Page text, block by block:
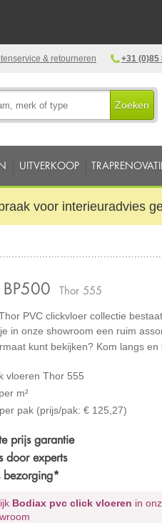
+31 (0)85
& retourneren
Zoeken
UITVERKOOP
voor interieuradvies
Thor 555
PVC clickvloer collectie
in onze showroom een ruim
kunt bekijken? Kom langs en
vloeren Thor 555
m²
pak (prijs/pak: € 125,27)
prijs garantie
door experts
bezorging*
Bodiax pvc click vloeren in